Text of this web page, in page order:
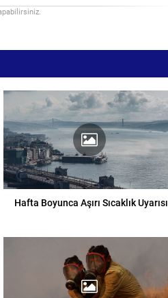
Hafta Boyunca Aşırı Sıcaklık Uyarısı